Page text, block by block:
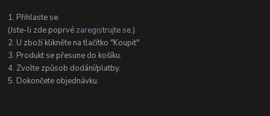
1. Přihlaste se.
(Jste-li zde poprvé zaregistrujte se.)
2. U zboží klikněte na tlačítko "Koupit"
3. Produkt se přesune do košíku.
4. Zvolte způsob dodání/platby.
5. Dokončete objednávku.